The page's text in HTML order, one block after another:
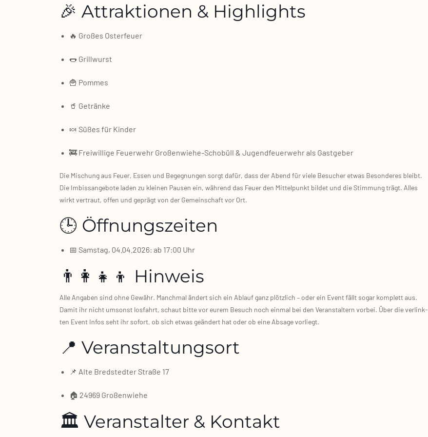
🎉 Attraktionen & Highlights
🔥 Gro­ßes Oster­feu­er
🌭 Grill­wurst
🍟 Pom­mes
🥤 Geträn­ke
🍬 Süßes für Kin­der
🚒 Frei­wil­li­ge Feu­er­wehr Großenwiehe‑Schobüll & Jugend­feu­er­wehr als Gast­ge­ber
Die Mischung aus Feu­er, Essen und Begeg­nun­gen sorgt dafür, dass der Abend für vie­le Besu­cher etwas Beson­de­res bleibt.
Die Imbiss­an­ge­bo­te laden zu klei­nen Pau­sen ein, wäh­rend das Feu­er den Mit­tel­punkt bil­det und die Stim­mung trägt. Alles
wirkt ver­traut, offen und geprägt von der Gemein­schaft vor Ort.
🕒 Öffnungszeiten
📅 Sams­tag, 04.04.2026: ab 17:00 Uhr
👨‍👩‍👧‍👦 Hinweis
Alle Anga­ben sind ohne Gewähr. Manch­mal ändert sich ein Ablauf ganz plötz­lich – oder ein Event fällt sogar kom­plett aus.
Damit ihr nicht umsonst los­fahrt, schaut bit­te vor eurem Besuch noch ein­mal bei den Ver­an­stal­tern vor­bei. Über die ver­link­
ten Event Infos seht ihr sofort, ob sich etwas geän­dert hat oder ob eine Absa­ge vor­liegt.
📍 Veranstaltungsort
📌 Alte Bred­sted­ter Stra­ße 17
🏠 24969 Gro­ßen­wie­he
🏛️ Veranstalter & Kontakt